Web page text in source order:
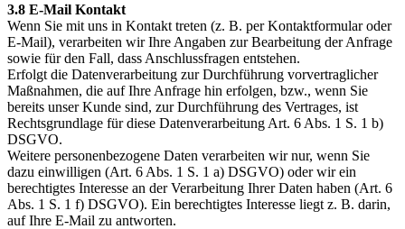
3.8 E-Mail Kontakt
Wenn Sie mit uns in Kontakt treten (z. B. per Kontaktformular oder
E-Mail), verarbeiten wir Ihre Angaben zur Bearbeitung der Anfrage
sowie für den Fall, dass Anschlussfragen entstehen.
Erfolgt die Datenverarbeitung zur Durchführung vorvertraglicher
Maßnahmen, die auf Ihre Anfrage hin erfolgen, bzw., wenn Sie
bereits unser Kunde sind, zur Durchführung des Vertrages, ist
Rechtsgrundlage für diese Datenverarbeitung Art. 6 Abs. 1 S. 1 b)
DSGVO.
Weitere personenbezogene Daten verarbeiten wir nur, wenn Sie
dazu einwilligen (Art. 6 Abs. 1 S. 1 a) DSGVO) oder wir ein
berechtigtes Interesse an der Verarbeitung Ihrer Daten haben (Art. 6
Abs. 1 S. 1 f) DSGVO). Ein berechtigtes Interesse liegt z. B. darin,
auf Ihre E-Mail zu antworten.